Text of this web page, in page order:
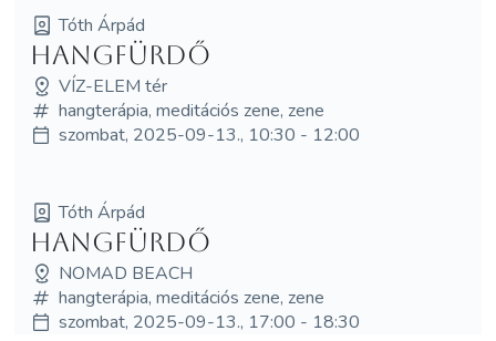
Tóth Árpád
Hangfürdő
VÍZ-ELEM tér
hangterápia, meditációs zene, zene
szombat, 2025-09-13., 10:30 - 12:00
Tóth Árpád
Hangfürdő
NOMAD BEACH
hangterápia, meditációs zene, zene
szombat, 2025-09-13., 17:00 - 18:30